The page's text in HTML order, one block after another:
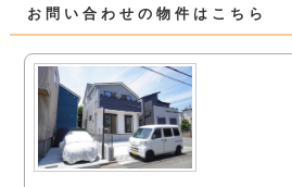
お問い合わせの物件はこちら